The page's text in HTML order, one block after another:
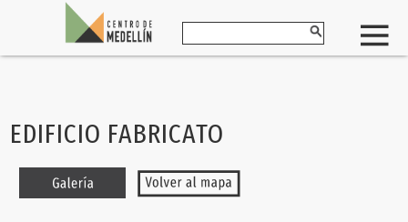
EDIFICIO FABRICATO